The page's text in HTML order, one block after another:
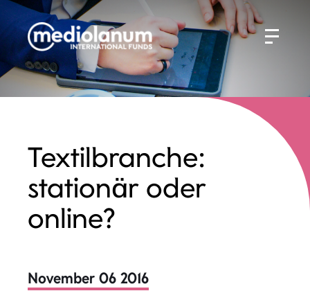
Textilbranche:
stationär oder
online?
November 06 2016